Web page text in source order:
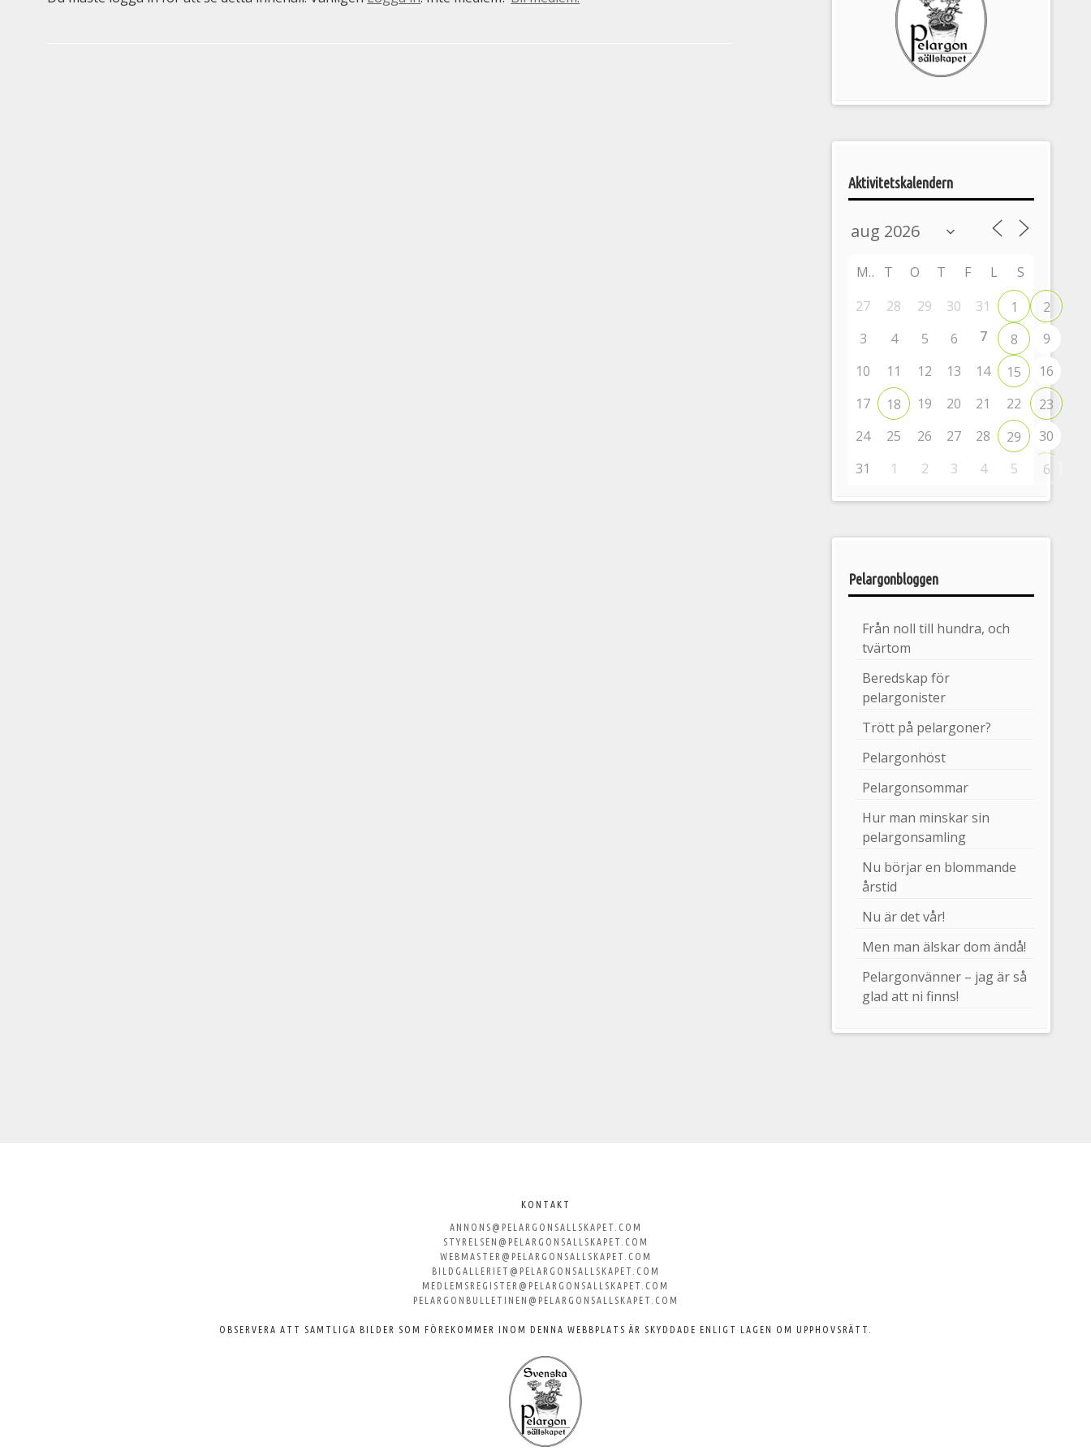
Pelargonsällskapets
aktiviteter
Aktivitetskalendern
M T O T F L
S
27
28 29 30 31 1
2
3
4 5 6 7 8
9
10
11 12 13 14 15
16
17
18 19 20 21 22
23
24
25 26 27 28 29
30
31
1 2 3 4 5 6
Pelargonbloggen
Från noll till hundra, och
tvärtom
Beredskap för
pelargonister
Trött på pelargoner?
Pelargonhöst
Pelargonsommar
Hur man minskar sin
pelargonsamling
Nu börjar en blommande
årstid
Nu är det vår!
Men man älskar dom ändå!
Pelargonvänner – jag är så
glad att ni finns!
KONTAKT
ANNONS@PELARGONSALLSKAPET.COM
STYRELSEN@PELARGONSALLSKAPET.COM
WEBMASTER@PELARGONSALLSKAPET.COM
BILDGALLERIET@PELARGONSALLSKAPET.COM
MEDLEMSREGISTER@PELARGONSALLSKAPET.COM
PELARGONBULLETINEN@PELARGONSALLSKAPET.COM
OBSERVERA ATT SAMTLIGA BILDER SOM FÖREKOMMER INOM DENNA WEBBPLATS ÄR SKYDDADE ENLIGT LAGEN OM UPPHOVSRÄTT.